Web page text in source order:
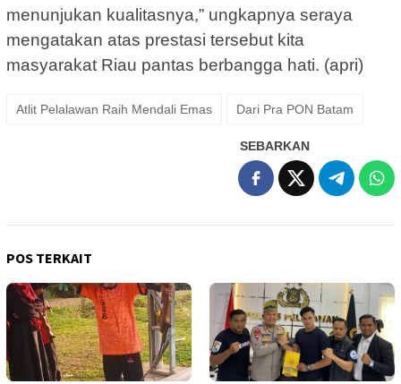
menunjukan kualitasnya,” ungkapnya seraya
mengatakan atas prestasi tersebut kita
masyarakat Riau pantas berbangga hati. (apri)
Atlit Pelalawan Raih Mendali Emas Dari Pra PON Batam
SEBARKAN
POS TERKAIT